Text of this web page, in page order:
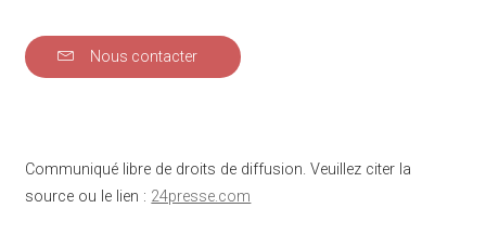
Nous contacter
Communiqué libre de droits de diffusion. Veuillez citer la
source ou le lien : 24presse.com